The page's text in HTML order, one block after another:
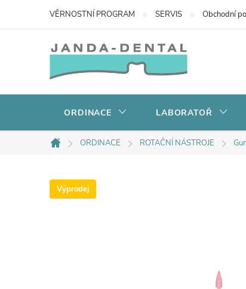
VĚRNOSTNÍ PROGRAM SERVIS Obchodní
ORDINACE LABORATOŘ
Domů
ORDINACE ROTAČNÍ NÁSTROJE
Výprodej